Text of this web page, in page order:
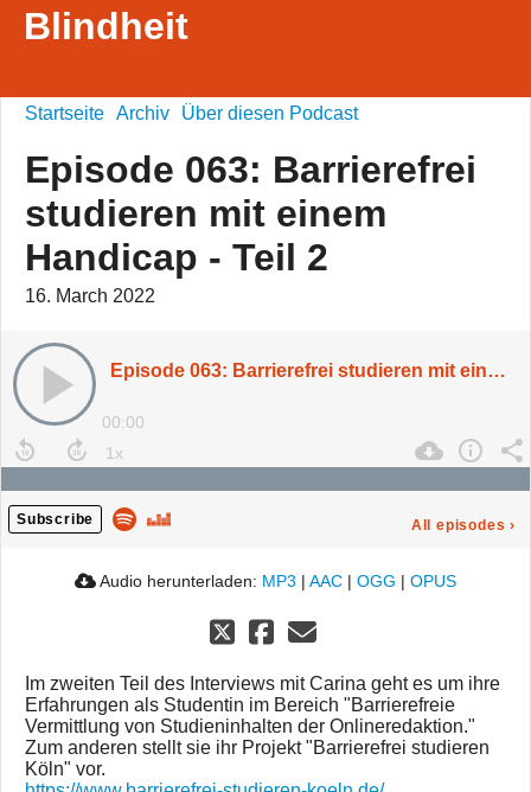
Blindheit
Startseite Archiv Über diesen Podcast
Episode 063: Barrierefrei
studieren mit einem
Handicap - Teil 2
16. March 2022
Episode 063: Barrierefrei studieren mit einem Handicap - Teil 2
00:00
Subscribe All episodes ›
Audio herunterladen: MP3 | AAC | OGG | OPUS
Im zweiten Teil des Interviews mit Carina geht es um ihre
Erfahrungen als Studentin im Bereich "Barrierefreie
Vermittlung von Studieninhalten der Onlineredaktion."
Zum anderen stellt sie ihr Projekt "Barrierefrei studieren
Köln" vor.